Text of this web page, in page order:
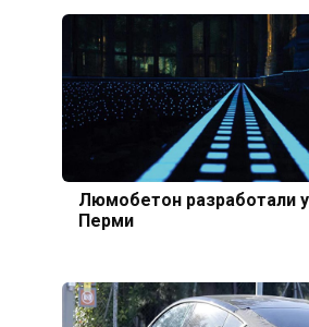
Люмобетон разработали
Перми